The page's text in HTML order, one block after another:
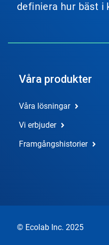
definiera hur bäst i
Våra produkter
Våra lösningar
Vi erbjuder
Framgångshistorier
© Ecolab Inc. 2025